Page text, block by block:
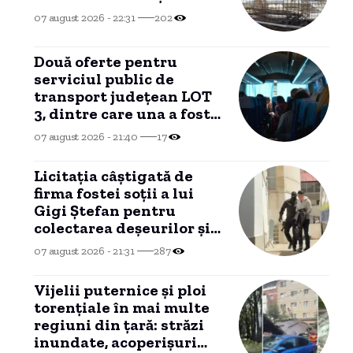
07 august 2026 - 22:31 202
Două oferte pentru
serviciul public de
transport județean LOT
3, dintre care una a fost
declarată INADMISIBILĂ
07 august 2026 - 21:40 17
Licitația câștigată de
firma fostei soții a lui
Gigi Ștefan pentru
colectarea deșeurilor și
reciclare a ajuns în
instanță
07 august 2026 - 21:31 287
Vijelii puternice și ploi
torențiale în mai multe
regiuni din țară: străzi
inundate, acoperișuri